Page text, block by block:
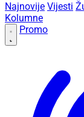
Najnovije Vijesti
Kolumne
Promo